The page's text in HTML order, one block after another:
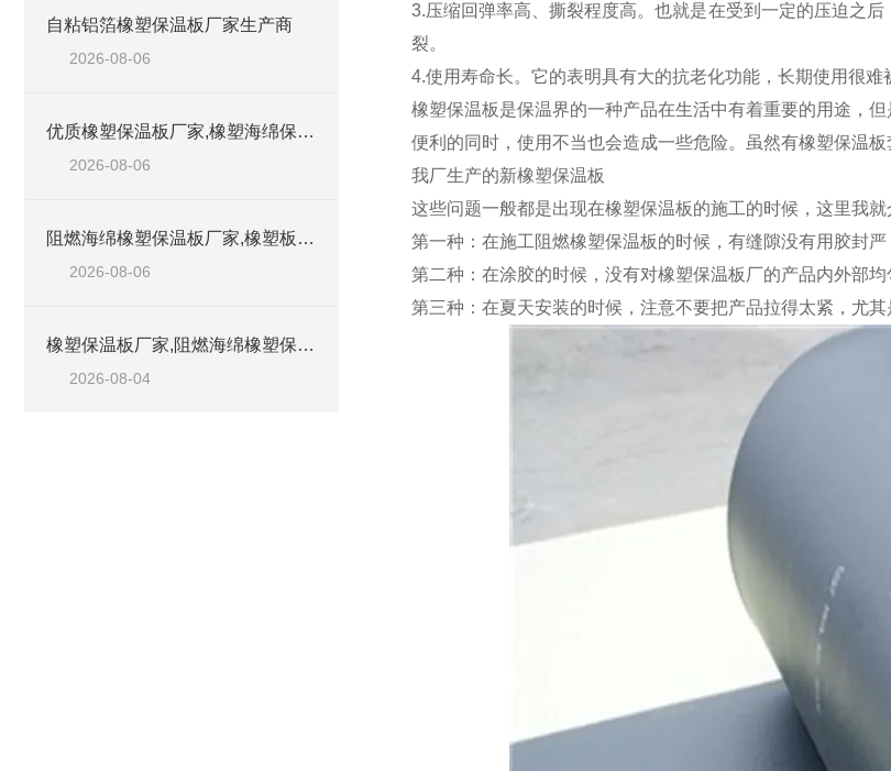
自粘铝箔橡塑保温板厂家生产商
2026-08-06
优质橡塑保温板厂家,橡塑海绵保温材料供货商
2026-08-06
阻燃海绵橡塑保温板厂家,橡塑板厂家销售点
2026-08-06
橡塑保温板厂家,阻燃海绵橡塑保温板厂家出售
2026-08-04
3.压缩回弹率高、撕裂程度高。也就是在受到一定的压迫之
裂。
4.使用寿命长。它的表明具有大的抗老化功能，长期使用很难
橡塑保温板是保温界的一种产品在生活中有着重要的用途，
便利的同时，使用不当也会造成一些危险。虽然有橡塑保温
我厂生产的新橡塑保温板
这些问题一般都是出现在橡塑保温板的施工的时候，这里我就
第一种：在施工阻燃橡塑保温板的时候，有缝隙没有用胶封严
第二种：在涂胶的时候，没有对橡塑保温板厂的产品内外部
第三种：在夏天安装的时候，注意不要把产品拉得太紧，尤